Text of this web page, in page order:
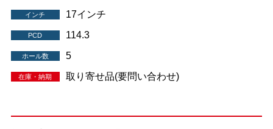
インチ 17インチ
PCD 114.3
ホール数 5
在庫・納期 取り寄せ品(要問い合わせ)